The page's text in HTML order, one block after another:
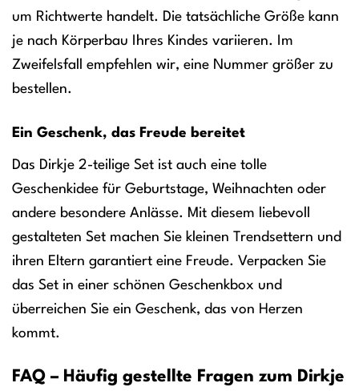
um Richtwerte handelt. Die tatsächliche Größe kann
je nach Körperbau Ihres Kindes variieren. Im
Zweifelsfall empfehlen wir, eine Nummer größer zu
bestellen.
Ein Geschenk, das Freude bereitet
Das Dirkje 2-teilige Set ist auch eine tolle
Geschenkidee für Geburtstage, Weihnachten oder
andere besondere Anlässe. Mit diesem liebevoll
gestalteten Set machen Sie kleinen Trendsettern und
ihren Eltern garantiert eine Freude. Verpacken Sie
das Set in einer schönen Geschenkbox und
überreichen Sie ein Geschenk, das von Herzen
kommt.
FAQ – Häufig gestellte Fragen zum Dirkje